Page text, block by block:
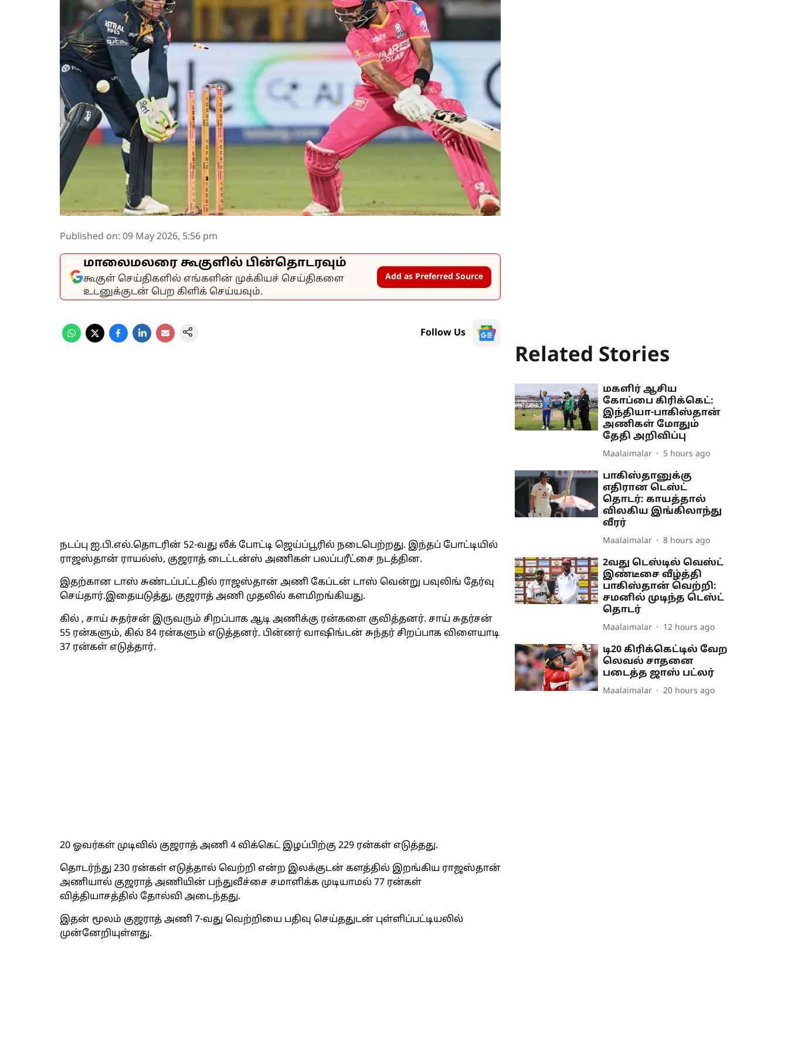
Published on: 09 May 2026, 5:56 pm
மாலைமலரை கூகுளில் பின்தொடரவும்
கூகுள் செய்திகளில் எங்களின் முக்கியச் செய்திகளை
உடனுக்குடன் பெற கிளிக் செய்யவும்.
Add as Preferred Source
Follow Us
நடப்பு ஐ.பி.எல்.தொடரின் 52-வது லீக் போட்டி ஜெய்ப்பூரில் நடைபெற்றது. இந்தப் போட்டியில்
ராஜஸ்தான் ராயல்ஸ், குஜராத் டைட்டன்ஸ் அணிகள் பலப்பரீட்சை நடத்தின.
இதற்கான டாஸ் சுண்டப்பட்டதில் ராஜஸ்தான் அணி கேப்டன் டாஸ் வென்று பவுலிங் தேர்வு
செய்தார்.இதையடுத்து, குஜராத் அணி முதலில் களமிறங்கியது.
கில் , சாய் சுதர்சன் இருவரும் சிறப்பாக ஆடி அணிக்கு ரன்களை குவித்தனர். சாய் சுதர்சன்
55 ரன்களும், கில் 84 ரன்களும் எடுத்தனர். பின்னர் வாஷிங்டன் சுந்தர் சிறப்பாக விளையாடி
37 ரன்கள் எடுத்தார்.
20 ஓவர்கள் முடிவில் குஜராத் அணி 4 விக்கெட் இழப்பிற்கு 229 ரன்கள் எடுத்தது.
தொடர்ந்து 230 ரன்கள் எடுத்தால் வெற்றி என்ற இலக்குடன் களத்தில் இறங்கிய ராஜஸ்தான்
அணியால் குஜராத் அணியின் பந்துவீச்சை சமாளிக்க முடியாமல் 77 ரன்கள்
வித்தியாசத்தில் தோல்வி அடைந்தது.
இதன் மூலம் குஜராத் அணி 7-வது வெற்றியை பதிவு செய்ததுடன் புள்ளிப்பட்டியலில்
முன்னேறியுள்ளது.
Related Stories
மகளிர் ஆசிய
கோப்பை கிரிக்கெட்:
இந்தியா-பாகிஸ்தான்
அணிகள் மோதும்
தேதி அறிவிப்பு
Maalaimalar 5 hours ago
பாகிஸ்தானுக்கு
எதிரான டெஸ்ட்
தொடர்: காயத்தால்
விலகிய இங்கிலாந்து
வீரர்
Maalaimalar 8 hours ago
2வது டெஸ்டில் வெஸ்ட்
இண்டீசை வீழ்த்தி
பாகிஸ்தான் வெற்றி:
சமனில் முடிந்த டெஸ்ட்
தொடர்
Maalaimalar 12 hours ago
டி20 கிரிக்கெட்டில் வேற
லெவல் சாதனை
படைத்த ஜாஸ் பட்லர்
Maalaimalar 20 hours ago